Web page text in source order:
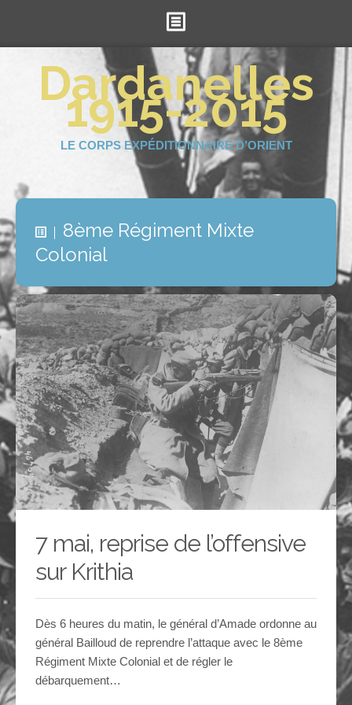
Accueil
Le projet
La Royale
Les Britanniques
Les Ottomans
Dardanelles
1915-2015
LE CORPS EXPÉDITIONNAIRE D’ORIENT
8ème Régiment Mixte
Colonial
7 mai, reprise de l’offensive
sur Krithia
Dès 6 heures du matin, le général d’Amade ordonne au
général Bailloud de reprendre l’attaque avec le 8ème
Régiment Mixte Colonial et de régler le
débarquement…